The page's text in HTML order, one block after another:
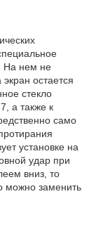
На нем не
остается
стекло
а также к
само
установке на
удар при
вниз, то
можно заменить